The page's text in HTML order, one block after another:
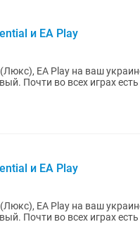
и EA Play
EA Play на ваш
язык и
и EA Play
EA Play на ваш
язык и